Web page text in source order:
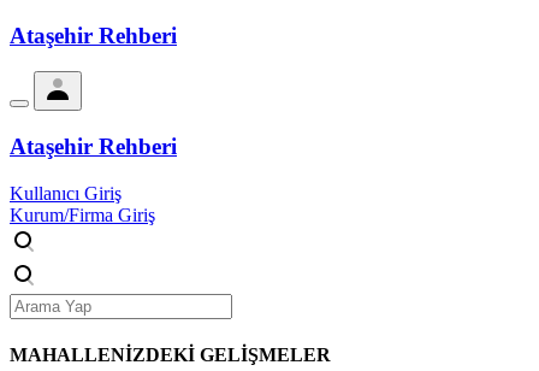
Ataşehir Rehberi
Ataşehir Rehberi
Kullanıcı Giriş
Kurum/Firma Giriş
MAHALLENİZDEKİ GELİŞMELER